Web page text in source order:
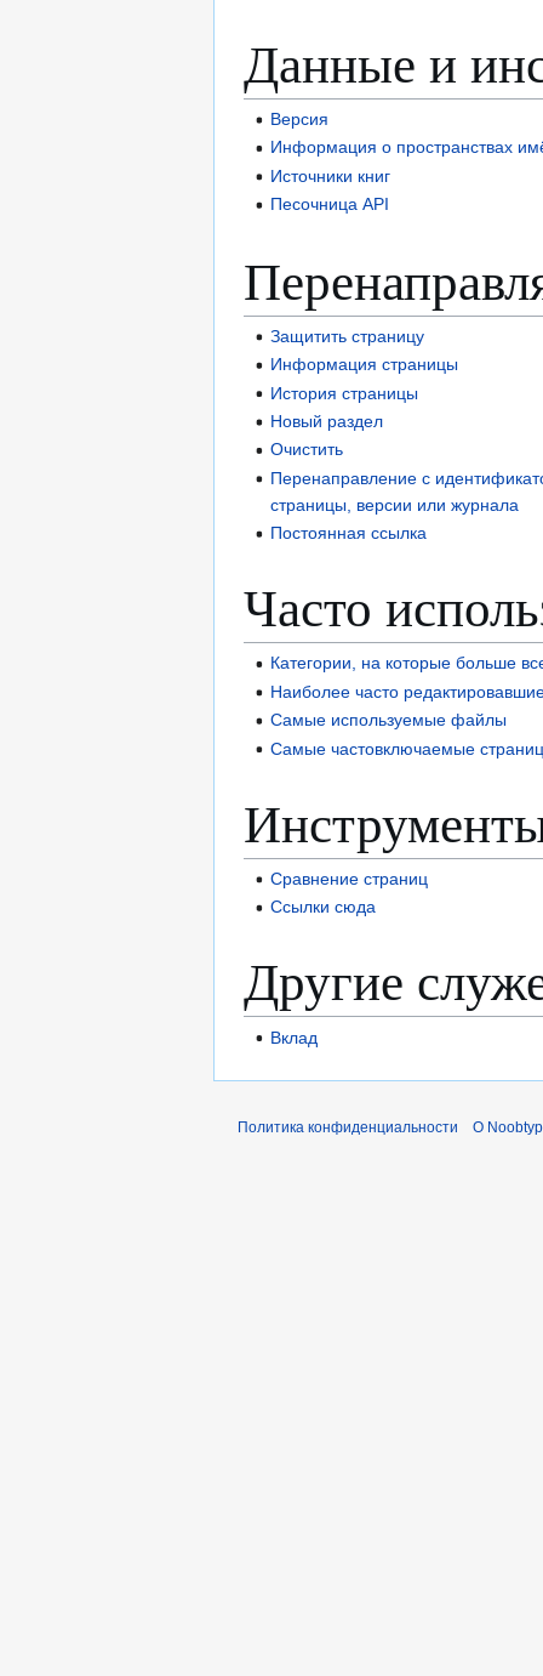
Данные и
Версия
Информация о пространствах
Источники книг
Песочница API
Защитить страницу
Информация страницы
История страницы
Новый раздел
Очистить
Перенаправление с
страницы, версии или журнала
Постоянная ссылка
Часто
Категории, на которые больше
Наиболее часто
Самые используемые файлы
Самые частовключаемые
Сравнение страниц
Ссылки сюда
Другие
Вклад
Политика конфиденциальности О